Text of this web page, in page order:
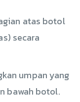
atas botol
secara
umpan yang
bawah botol.